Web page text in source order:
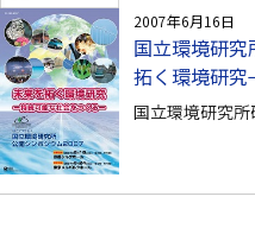
2007年6月16日
国立環境研
拓く環境研究
国立環境研究